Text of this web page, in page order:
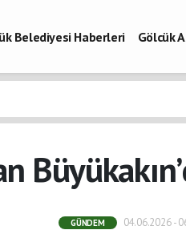
Belediyesi Haberleri Gölcük
GÜNDEM 04.06.2026 -